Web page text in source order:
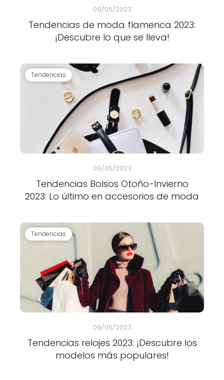
09/05/2023
Tendencias de moda flamenca 2023:
¡Descubre lo que se lleva!
Tendencias
09/05/2023
Tendencias Bolsos Otoño-Invierno
2023: Lo último en accesorios de moda
Tendencias
09/05/2023
Tendencias relojes 2023: ¡Descubre los
modelos más populares!